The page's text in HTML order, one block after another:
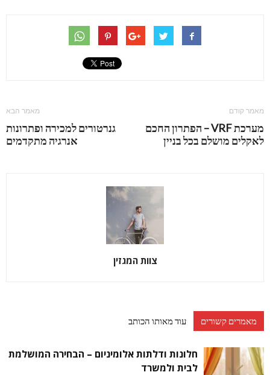
מאמר קודם
מערכת VRF – הפתרון החכם
לאקלים מושלם בכל בניין
מאמר הבא
גנרטורים למכירה ופתרונות
אנרגיה מתקדמים
צוות המגזין
מאמרים קשורים עוד מאותו הכותב
חלונות ודלתות אלומיניום – הבחירה המושלמת
לבית ולמשרד